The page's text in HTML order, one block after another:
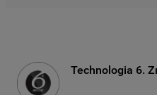
Technologia 6.